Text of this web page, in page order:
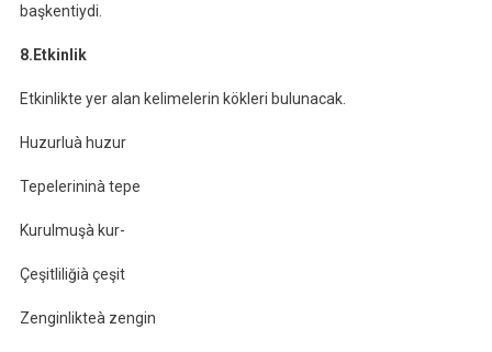
başkentiydi.
8.Etkinlik
Etkinlikte yer alan kelimelerin kökleri bulunacak.
Huzurluà huzur
Tepelerininà tepe
Kurulmuşà kur-
Çeşitliliğià çeşit
Zenginlikteà zengin